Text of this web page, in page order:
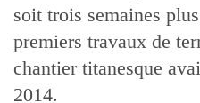
soit trois semaines
premiers travaux de
chantier titanesque
2014.